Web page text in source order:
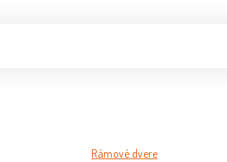
Rámové dvere